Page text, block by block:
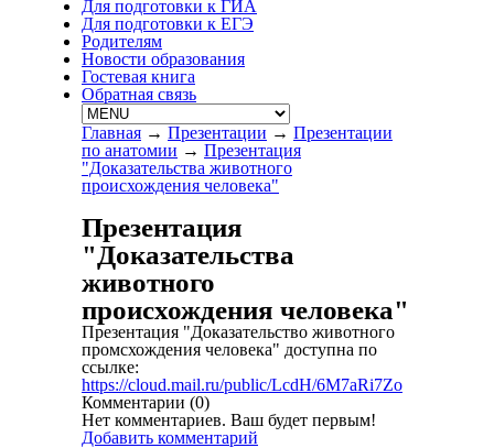
Для подготовки к ГИА
Для подготовки к ЕГЭ
Родителям
Новости образования
Гостевая книга
Обратная связь
Главная → Презентации → Презентации
по анатомии → Презентация
"Доказательства животного
происхождения человека"
Презентация
"Доказательства
животного
происхождения человека"
Презентация "Доказательство животного
промсхождения человека" доступна по
ссылке:
https://cloud.mail.ru/public/LcdH/6M7aRi7Zo
Комментарии (0)
Нет комментариев. Ваш будет первым!
Добавить комментарий